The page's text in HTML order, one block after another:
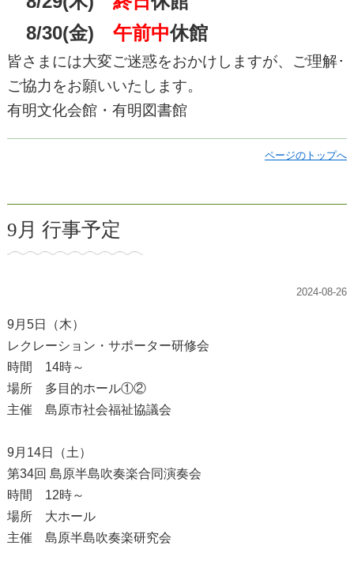
8/30(金) 午前中休館
皆さまには大変ご迷惑をおかけしますが、ご理解･
ご協力をお願いいたします。
有明文化会館・有明図書館
ページのトップへ
9月 行事予定
2024-08-26
9月5日（木）
レクレーション・サポーター研修会
時間 14時～
場所 多目的ホール①②
主催 島原市社会福祉協議会
9月14日（土）
第34回 島原半島吹奏楽合同演奏会
時間 12時～
場所 大ホール
主催 島原半島吹奏楽研究会